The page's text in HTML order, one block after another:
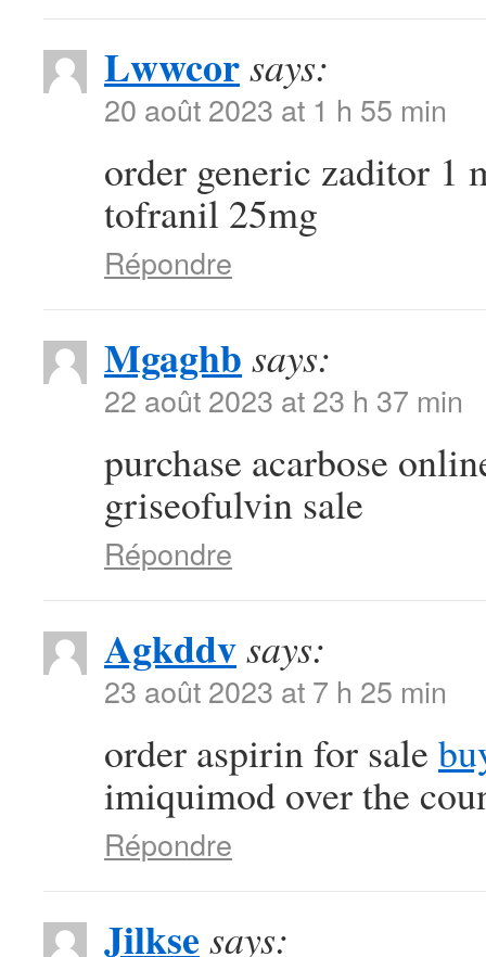
Lwwcorsays:
20 août 2023 at 1 h 55 min
order generic zaditor 1
tofranil 25mg
Répondre
Mgaghb says:
22 août 2023 at 23 h 37 min
purchase acarbose
griseofulvin sale
Répondre
Agkddvsays:
23 août 2023 at 7 h 25 min
order aspirin for sale
imiquimod over the
Répondre
Jilkse says: